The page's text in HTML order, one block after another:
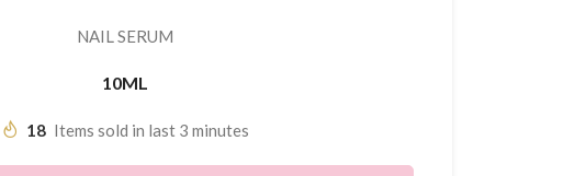
NAIL SERUM
10ML
18 Items sold in last 3 minutes